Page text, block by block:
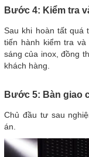
Bước 4: Kiểm tra
Sau khi hoàn tất quá
tiến hành kiểm tra
sáng của inox, đồng
khách hàng.
Bước 5: Bàn giao
Chủ đầu tư sau
án.